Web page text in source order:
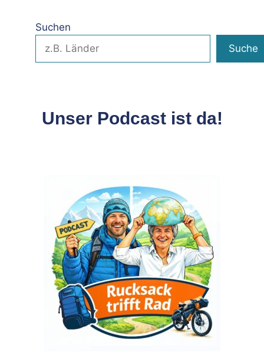
Suchen
Suche
Unser Podcast ist da!